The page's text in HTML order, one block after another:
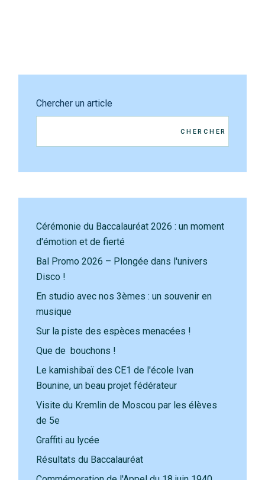
Chercher un article
CHERCHER
Cérémonie du Baccalauréat 2026 : un moment
d'émotion et de fierté
Bal Promo 2026 – Plongée dans l'univers
Disco !
En studio avec nos 3èmes : un souvenir en
musique
Sur la piste des espèces menacées !
Que de bouchons !
Le kamishibaï des CE1 de l'école Ivan
Bounine, un beau projet fédérateur
Visite du Kremlin de Moscou par les élèves
de 5e
Graffiti au lycée
Résultats du Baccalauréat